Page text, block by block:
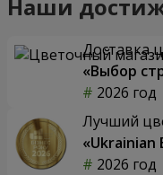
Наши
Доставка
«Выбор
2026 год
Лучший
«Ukrainian
2026 год